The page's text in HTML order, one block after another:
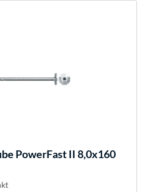
PowerFast II 8,0x160